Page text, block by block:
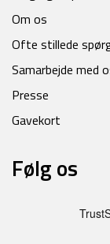
Om os
Ofte stillede
Samarbejde med
Presse
Gavekort
Følg os